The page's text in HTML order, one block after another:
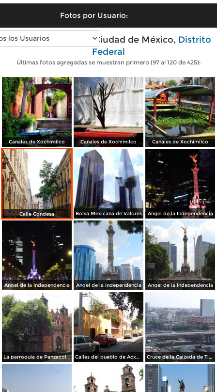
Fotos por Usuario:
Fotos modernas de Ciudad de México, Distrito
Federal
Últimas fotos agregadas se muestran primero (97 al 120 de 425):
Canales de Xochimilco Canales de Xochimilco Canales de Xochimilco
Calle Condesa Bolsa Mexicana de Valores Angel de la Independencia
Angel de la Independencia Angel de la Independencia Angel de la Independencia
La parroquia de Panzacola a orillas del Río Churubusco. Abril/2014 Calles del pueblo de Acxotla en la colonia Florida. Abril/2014 Cruce de la Calzada de Tlalpan y el eje 7 sur Emiliano Zapata. Abril/2014